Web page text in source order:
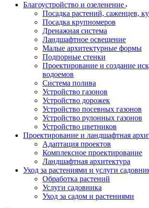
Благоустройство и озеленение
Посадка растений, саженцев,
Посадка крупномеров
Дренажная система
Ландшафтное освещение
Малые архитектурные формы
Подпорные стенки
Проектирование и создание
водоемов
Система полива
Устройство газонов
Устройство дорожек
Устройство посевных газонов
Устройство рулонных газонов
Устройство цветников
Проектирование и ландшафтная
Адаптация проектов
Комплексное проектирование
Ландшафтная архитектура
Уход за растениями и услуги
Обработка растений
Услуги садовника
Уход за садом и растениями